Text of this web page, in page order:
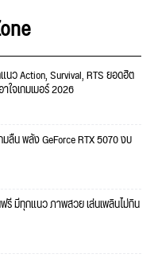
ว Action, Survival, RTS ยอดฮิต
ใจเกมเมอร์ 2026
ลื่น พลัง GeForce RTX 5070 งบ
ฟรี มีทุกแนว ภาพสวย เล่นเพลินไม่กิน